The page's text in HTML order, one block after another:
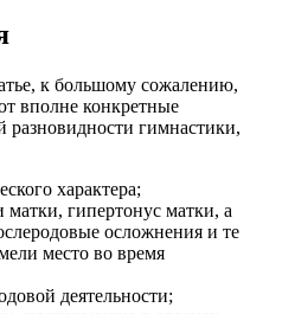
к большому сожалению,
вполне конкретные
разновидности гимнастики,
характера;
гипертонус матки, а
осложнения и те
место во время
деятельности;